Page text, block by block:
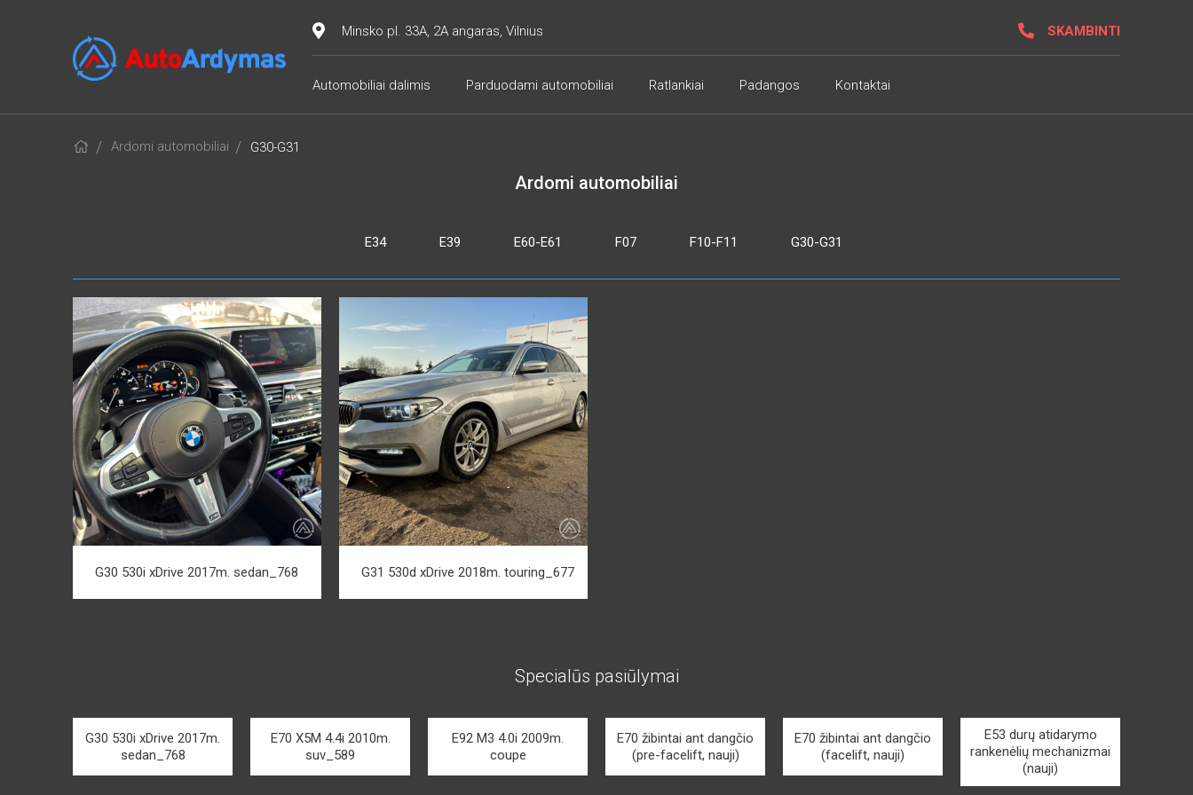
Minsko pl. 33A, 2A angaras, Vilnius SKAMBINTI
Automobiliai dalimis Parduodami automobiliai Ratlankiai Padangos Kontaktai
Ardomi automobiliai G30-G31
Ardomi automobiliai
E34 E39 E60-E61 F07 F10-F11 G30-G31
G30 530i xDrive 2017m. sedan_768 G31 530d xDrive 2018m. touring_677
Specialūs pasiūlymai
G30 530i xDrive 2017m.
sedan_768
E70 X5M 4.4i 2010m.
suv_589
E92 M3 4.0i 2009m.
coupe
E70 žibintai ant dangčio
(pre-facelift, nauji)
E70 žibintai ant dangčio
(facelift, nauji)
E53 durų atidarymo
rankenėlių mechanizmai
(nauji)